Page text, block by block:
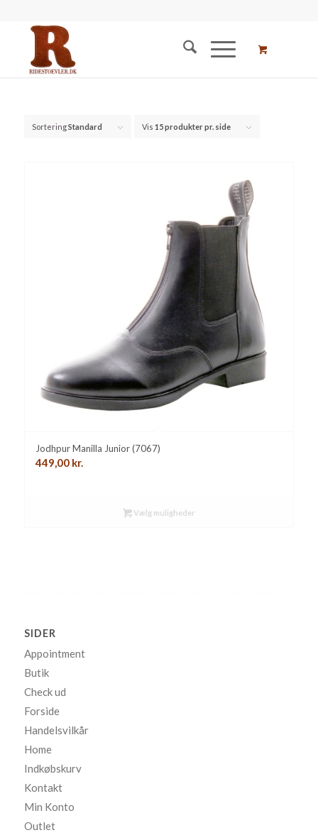
SorteringStandard Vis 15 produkter pr. side
Jodhpur Manilla Junior (7067)
449,00 kr.
Vælg muligheder
SIDER
Appointment
Butik
Check ud
Forside
Handelsvilkår
Home
Indkøbskurv
Kontakt
Min Konto
Outlet